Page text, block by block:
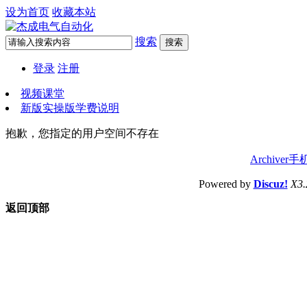
设为首页 收藏本站
搜索 搜索
登录 注册
视频课堂
新版实操版学费说明
抱歉，您指定的用户空间不存在
Archiver手
Powered by Discuz!
返回顶部